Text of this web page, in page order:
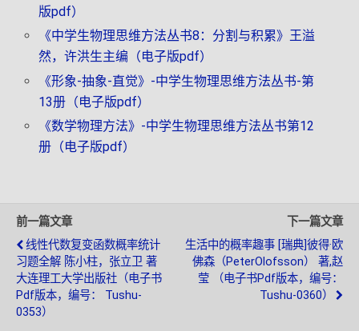
版pdf）
《中学生物理思维方法丛书8：分割与积累》王溢
然，许洪生主编（电子版pdf）
《形象-抽象-直觉》-中学生物理思维方法丛书-第
13册（电子版pdf）
《数学物理方法》-中学生物理思维方法丛书第12
册（电子版pdf）
前一篇文章
线性代数复变函数概率统计
习题全解 陈小柱，张立卫 著
大连理工大学出版社（电子书
Pdf版本，编号： Tushu-
0353）
下一篇文章
生活中的概率趣事 [瑞典]彼得·欧
佛森（PeterOlofsson） 著,赵
莹 （电子书pdf版本，编号：
Tushu-0360）